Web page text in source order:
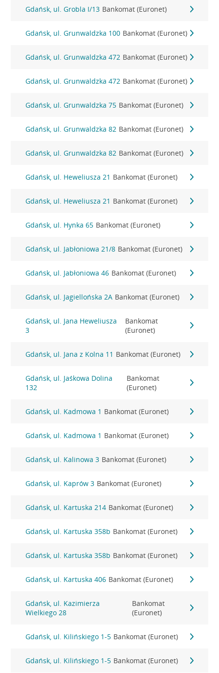
Gdańsk, ul. Grobla I/13 Bankomat (Euronet)
Gdańsk, ul. Grunwaldzka 100 Bankomat (Euronet)
Gdańsk, ul. Grunwaldzka 472 Bankomat (Euronet)
Gdańsk, ul. Grunwaldzka 472 Bankomat (Euronet)
Gdańsk, ul. Grunwaldzka 75 Bankomat (Euronet)
Gdańsk, ul. Grunwaldzka 82 Bankomat (Euronet)
Gdańsk, ul. Grunwaldzka 82 Bankomat (Euronet)
Gdańsk, ul. Heweliusza 21 Bankomat (Euronet)
Gdańsk, ul. Heweliusza 21 Bankomat (Euronet)
Gdańsk, ul. Hynka 65 Bankomat (Euronet)
Gdańsk, ul. Jabłoniowa 21/8 Bankomat (Euronet)
Gdańsk, ul. Jabłoniowa 46 Bankomat (Euronet)
Gdańsk, ul. Jagiellońska 2A Bankomat (Euronet)
Gdańsk, ul. Jana Heweliusza
3
Bankomat
(Euronet)
Gdańsk, ul. Jana z Kolna 11 Bankomat (Euronet)
Gdańsk, ul. Jaśkowa Dolina
132
Bankomat
(Euronet)
Gdańsk, ul. Kadmowa 1 Bankomat (Euronet)
Gdańsk, ul. Kadmowa 1 Bankomat (Euronet)
Gdańsk, ul. Kalinowa 3 Bankomat (Euronet)
Gdańsk, ul. Kaprów 3 Bankomat (Euronet)
Gdańsk, ul. Kartuska 214 Bankomat (Euronet)
Gdańsk, ul. Kartuska 358b Bankomat (Euronet)
Gdańsk, ul. Kartuska 358b Bankomat (Euronet)
Gdańsk, ul. Kartuska 406 Bankomat (Euronet)
Gdańsk, ul. Kazimierza
Wielkiego 28
Bankomat
(Euronet)
Gdańsk, ul. Kilińskiego 1-5 Bankomat (Euronet)
Gdańsk, ul. Kilińskiego 1-5 Bankomat (Euronet)